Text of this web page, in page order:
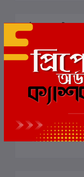
পর্যালোচনা ও রেটিং
0 মোট 5.0 -এ
এই বইয়ের